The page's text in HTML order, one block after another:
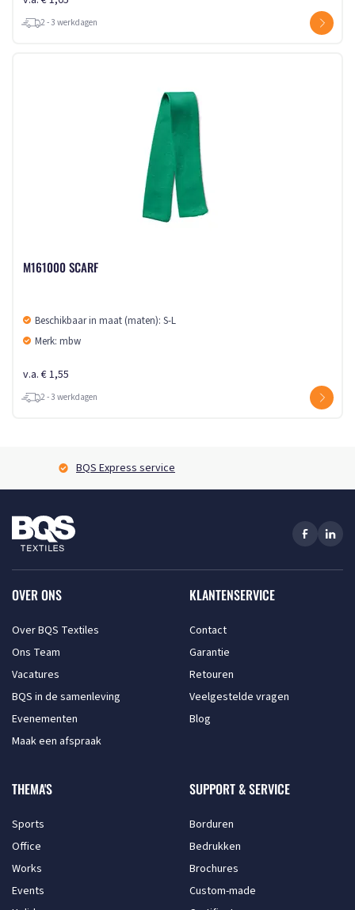
2 - 3 werkdagen
M161000 SCARF
Beschikbaar in maat (maten): S-L
Merk: mbw
v.a. € 1,55
2 - 3 werkdagen
BQS Express service
OVER ONS
Over BQS Textiles
Ons Team
Vacatures
BQS in de samenleving
Evenementen
Maak een afspraak
KLANTENSERVICE
Contact
Garantie
Retouren
Veelgestelde vragen
Blog
THEMA'S
Sports
Office
Works
Events
SUPPORT & SERVICE
Borduren
Bedrukken
Brochures
Custom-made